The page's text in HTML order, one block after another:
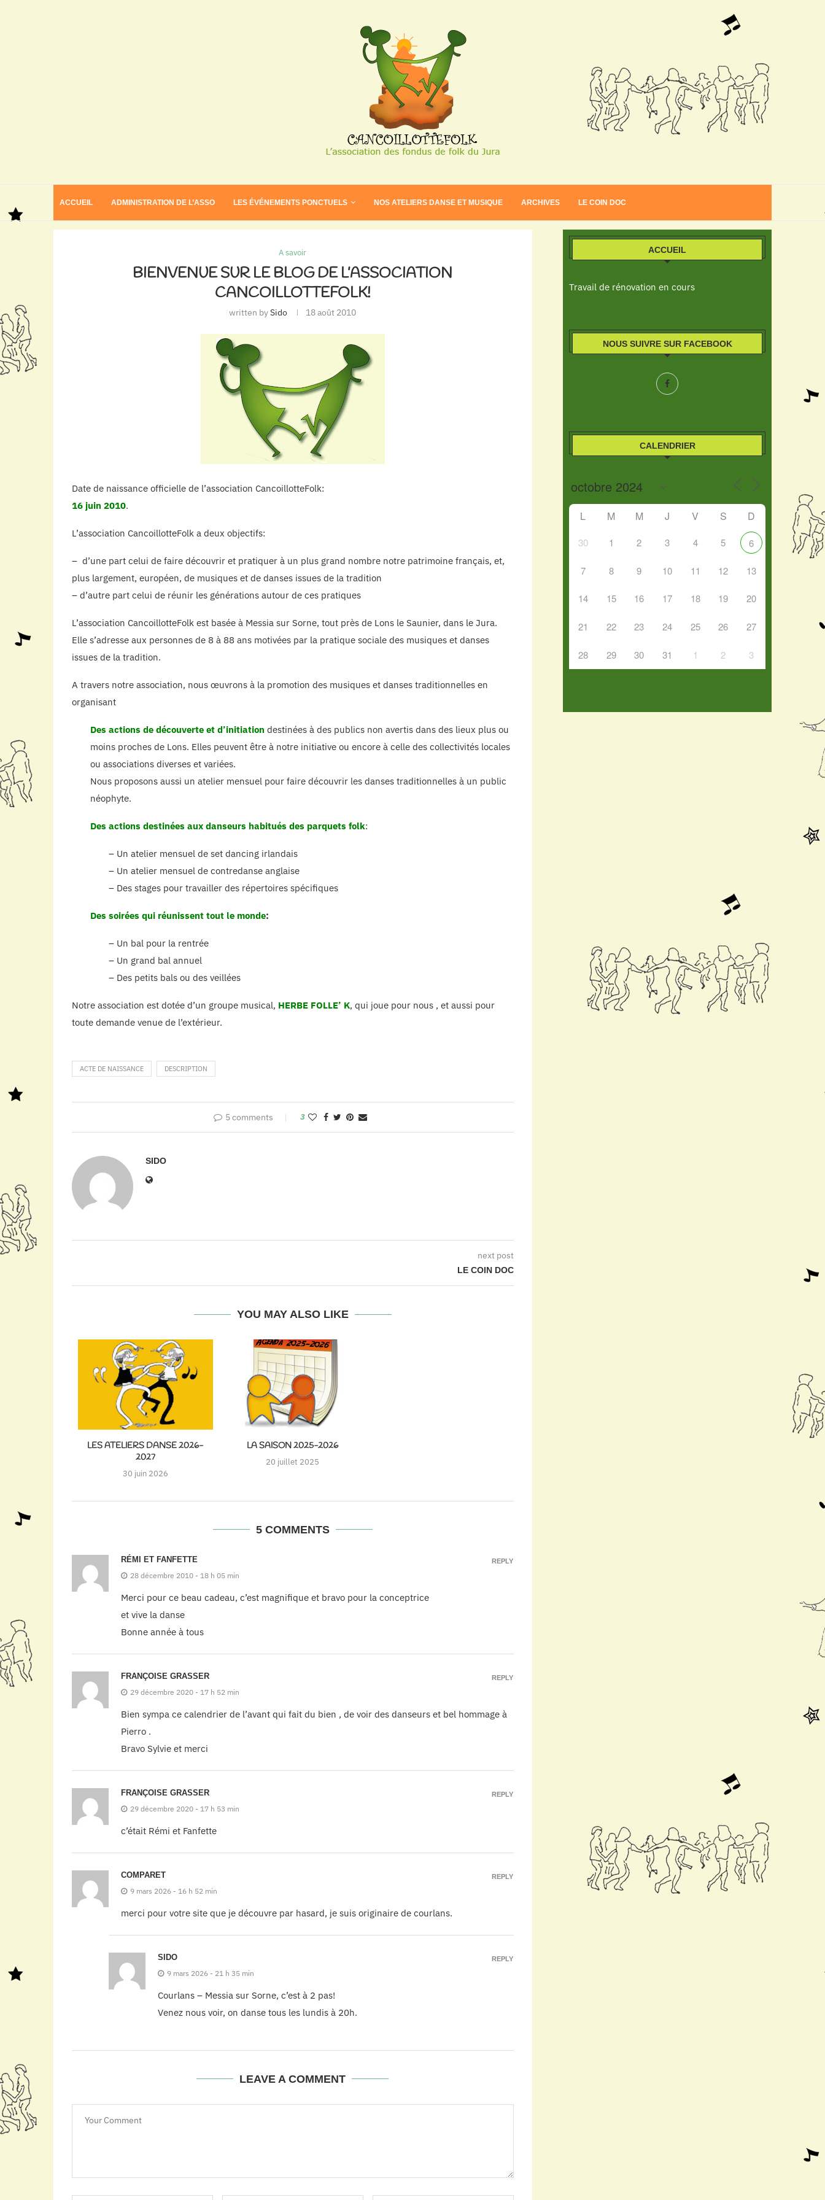
ACCUEIL ADMINISTRATION DE L’ASSO LES ÉVÉNEMENTS PONCTUELS NOS ATELIERS DANSE ET MUSIQUE ARCHIVES LE COIN DOC
A savoir
BIENVENUE SUR LE BLOG DE L’ASSOCIATION
CANCOILLOTTEFOLK!
written bySido 18 août 2010
Date de naissance officielle de l’association CancoillotteFolk:
16 juin 2010.
L’association CancoillotteFolk a deux objectifs:
– d’une part celui de faire découvrir et pratiquer à un plus grand nombre notre patrimoine français, et,
plus largement, européen, de musiques et de danses issues de la tradition
– d’autre part celui de réunir les générations autour de ces pratiques
L’association CancoillotteFolk est basée à Messia sur Sorne, tout près de Lons le Saunier, dans le Jura.
Elle s’adresse aux personnes de 8 à 88 ans motivées par la pratique sociale des musiques et danses
issues de la tradition.
A travers notre association, nous œuvrons à la promotion des musiques et danses traditionnelles en
organisant
Des actions de découverte et d’initiation destinées à des publics non avertis dans des lieux plus ou
moins proches de Lons. Elles peuvent être à notre initiative ou encore à celle des collectivités locales
ou associations diverses et variées.
Nous proposons aussi un atelier mensuel pour faire découvrir les danses traditionnelles à un public
néophyte.
Des actions destinées aux danseurs habitués des parquets folk:
– Un atelier mensuel de set dancing irlandais
– Un atelier mensuel de contredanse anglaise
– Des stages pour travailler des répertoires spécifiques
Des soirées qui réunissent tout le monde:
– Un bal pour la rentrée
– Un grand bal annuel
– Des petits bals ou des veillées
Notre association est dotée d’un groupe musical, HERBE FOLLE’ K, qui joue pour nous , et aussi pour
toute demande venue de l’extérieur.
ACTE DE NAISSANCE DESCRIPTION
5 comments 3
SIDO
next post
LE COIN DOC
YOU MAY ALSO LIKE
LES ATELIERS DANSE 2026-
2027
30 juin 2026
LA SAISON 2025-2026
20 juillet 2025
5 COMMENTS
RÉMI ET FANFETTE
28 décembre 2010 - 18 h 05 min
Merci pour ce beau cadeau, c’est magnifique et bravo pour la conceptrice
et vive la danse
Bonne année à tous
REPLY
FRANÇOISE GRASSER
29 décembre 2020 - 17 h 52 min
Bien sympa ce calendrier de l’avant qui fait du bien , de voir des danseurs et bel hommage à
Pierro .
Bravo Sylvie et merci
REPLY
FRANÇOISE GRASSER
29 décembre 2020 - 17 h 53 min
c’était Rémi et Fanfette
REPLY
COMPARET
9 mars 2026 - 16 h 52 min
merci pour votre site que je découvre par hasard, je suis originaire de courlans.
REPLY
SIDO
9 mars 2026 - 21 h 35 min
Courlans – Messia sur Sorne, c’est à 2 pas!
Venez nous voir, on danse tous les lundis à 20h.
REPLY
LEAVE A COMMENT
ACCUEIL
Travail de rénovation en cours
NOUS SUIVRE SUR FACEBOOK
CALENDRIER
L M M J V S D
30 1 2 3 4 5 6
7 8 9 10 11 12 13
14 15 16 17 18 19 20
21 22 23 24 25 26 27
28 29 30 31 1 2 3